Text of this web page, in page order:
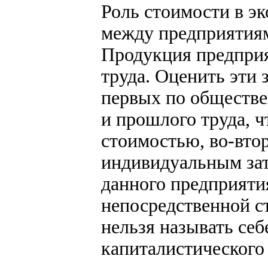
Роль стоимости в
между
Продукция
труда. Оценить
первых по
и прошлого труда,
стоимостью, во-
индивидуальным
данного
непосредственной
нельзя называть